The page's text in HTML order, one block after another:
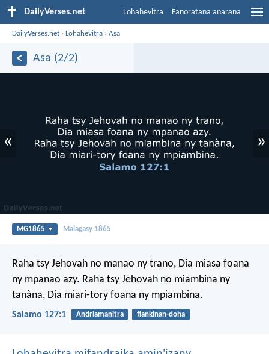
DailyVerses.net Lohahevitra Fanoratana anarana
DailyVerses.net ›Lohahevitra ›Asa
Asa (2/2)
« »
MG1865 Malagasy 1865
Raha tsy Jehovah no manao ny trano, Dia miasa foana
ny mpanao azy. Raha tsy Jehovah no miambina ny
tanàna, Dia miari-tory foana ny mpiambina.
Salamo 127:1 Andriamanitra fiankinan-doha